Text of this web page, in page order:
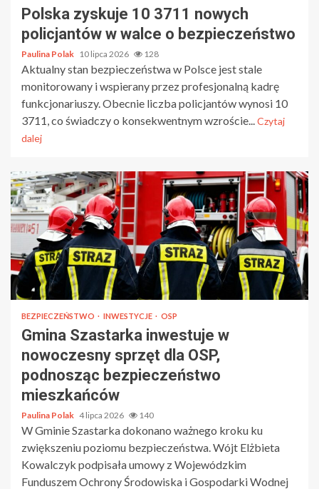
Polska zyskuje 10 3711 nowych
policjantów w walce o bezpieczeństwo
Paulina Polak 10 lipca 2026 128
Aktualny stan bezpieczeństwa w Polsce jest stale
monitorowany i wspierany przez profesjonalną kadrę
funkcjonariuszy. Obecnie liczba policjantów wynosi 10
3711, co świadczy o konsekwentnym wzroście...Czytaj
dalej
BEZPIECZEŃSTWO INWESTYCJE OSP
Gmina Szastarka inwestuje w
nowoczesny sprzęt dla OSP,
podnosząc bezpieczeństwo
mieszkańców
Paulina Polak 4 lipca 2026 140
W Gminie Szastarka dokonano ważnego kroku ku
zwiększeniu poziomu bezpieczeństwa. Wójt Elżbieta
Kowalczyk podpisała umowy z Wojewódzkim
Funduszem Ochrony Środowiska i Gospodarki Wodnej